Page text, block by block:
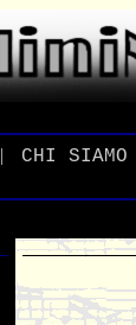
| CHI _SIAMO